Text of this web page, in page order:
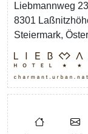
Liebmannweg 23
8301
Steiermark,